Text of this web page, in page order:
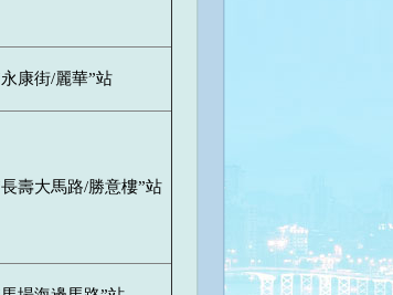
康街/麗華”站
壽大馬路/勝意樓”站